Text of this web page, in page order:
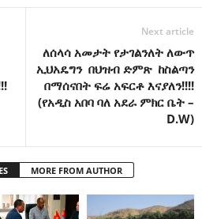
Next article
ለሰላሳ አመታት የታገልንለት ለውጥ
ኢህአዴግን በህዝብ ድምጽ ከስልጣን
በማሰናበት ፍሬ አፍርቶ እናያለን!!!!
(የአዲስ አበባ ባለ አደራ ምክር ቤት –
D.W)
MORE FROM AUTHOR